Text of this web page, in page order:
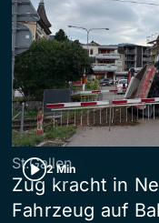
2 Min
St.Gallen
Zug kracht in
Fahrzeug auf